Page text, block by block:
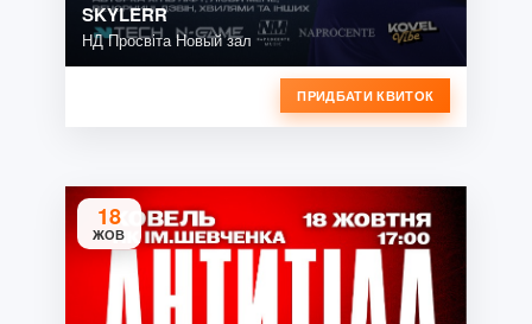
SKYLERR
НД Просвіта Новый зал
ПРИДБАТИ КВИТОК
18
ЖОВ